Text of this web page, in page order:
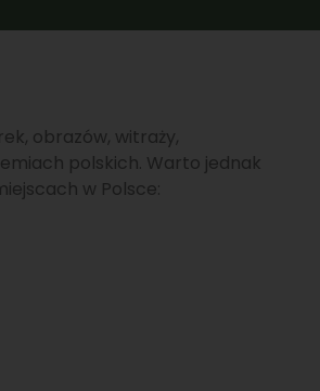
obrazów, witraży,
polskich. Warto jednak
w Polsce: